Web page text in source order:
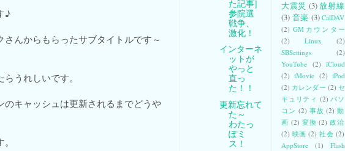
♪
んからもらったサブタイトルです～
うれしいです。
キャッシュは更新されるまでどうや
た記事]
参院選
戦争、
激化！
インターネ
ットが
やっと
直っ
た！！
更新忘れて
た～
わたっ
ぽミ
ス！
大震災 (3) 放射線
(3) 音楽 (3) CalDAV
(2) GMカウンター
(2)
Linux
(2)
SBSettings
(2)
YouTube (2) iCloud
(2) iMovie (2) iPod
(2) カレンダー (2) セ
キュリティ (2) パソ
コン (2) 事故 (2) 動
画 (2) 変換 (2) 政治
(2) 映画 (2) 社会 (2)
AppStore
(1)
Flash